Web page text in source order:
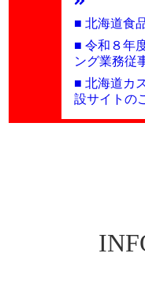
■ 北海道食
■ 令和８年
ング業務従
■ 北海道カ
設サイトの